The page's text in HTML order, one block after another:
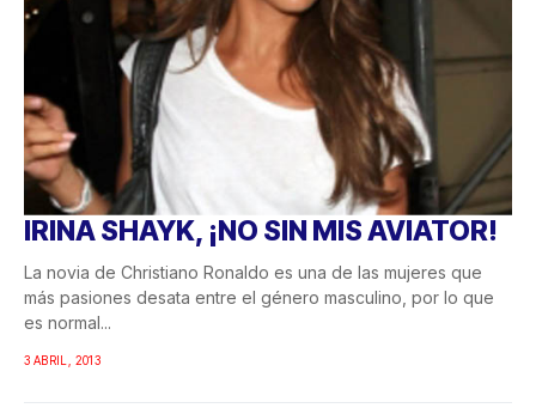
IRINA SHAYK, ¡NO SIN MIS AVIATOR!
La novia de Christiano Ronaldo es una de las mujeres que
más pasiones desata entre el género masculino, por lo que
es normal...
3 ABRIL, 2013